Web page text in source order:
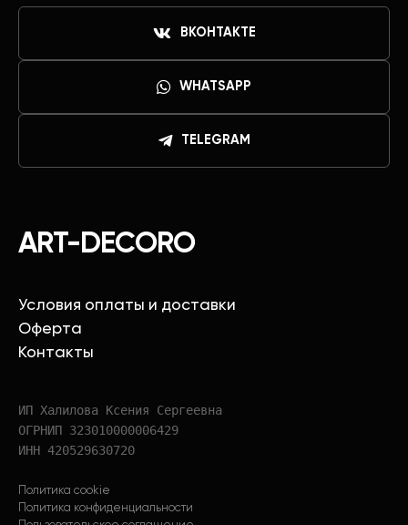
ART-DECORO
Условия оплаты и доставки
Оферта
Контакты
ИП Халилова Ксения Сергеевна
ОГРНИП 323010000006429
ИНН 420529630720
Политика cookie
Политика конфиденциальности
ВКОНТАКТЕ
WHATSAPP
TELEGRAM